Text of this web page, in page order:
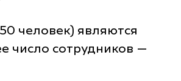
человек) являются
число сотрудников —